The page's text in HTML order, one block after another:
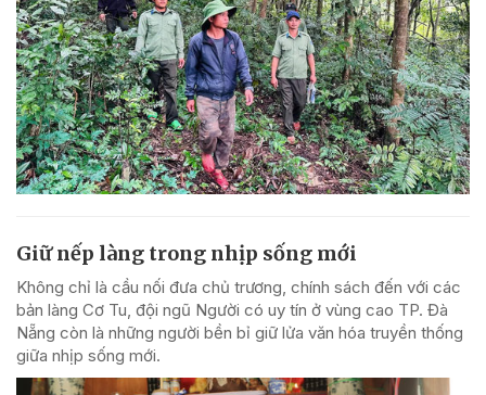
Giữ nếp làng trong nhịp sống mới
Không chỉ là cầu nối đưa chủ trương, chính sách đến với các
bản làng Cơ Tu, đội ngũ Người có uy tín ở vùng cao TP. Đà
Nẵng còn là những người bền bỉ giữ lửa văn hóa truyền thống
giữa nhịp sống mới.